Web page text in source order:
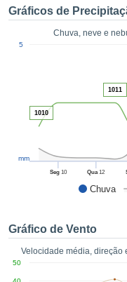
custo.
o
no
como
CONFIGURAÇÕES
Gráficos de
Chuva, neve e
Chuva
Seg10 Qua12
5
mm
1010
1011
Gráfico de Vento
Velocidade média, direção
50